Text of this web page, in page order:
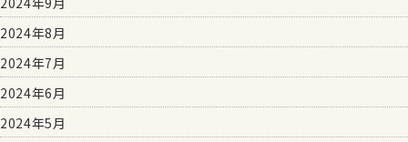
2024年8月
2024年7月
2024年6月
2024年5月